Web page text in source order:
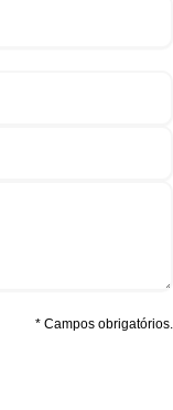
* Campos obrigatórios.